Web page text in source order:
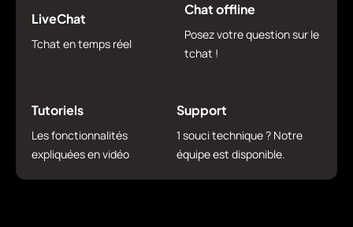
LiveChat
Tchat en temps réel
Chat offline
Posez votre question sur le
tchat !
Tutoriels
Les fonctionnalités
expliquées en vidéo
Support
1 souci technique ? Notre
équipe est disponible.